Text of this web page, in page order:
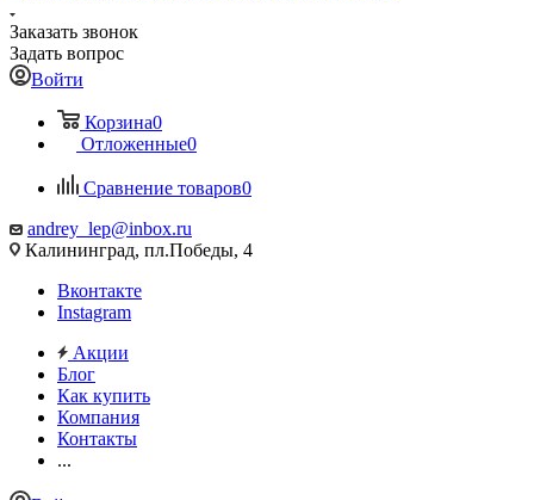
Заказать звонок
Задать вопрос
Войти
Корзина0
Отложенные0
Сравнение товаров0
andrey_lep@inbox.ru
Калининград, пл.Победы, 4
Вконтакте
Instagram
Акции
Блог
Как купить
Компания
Контакты
...